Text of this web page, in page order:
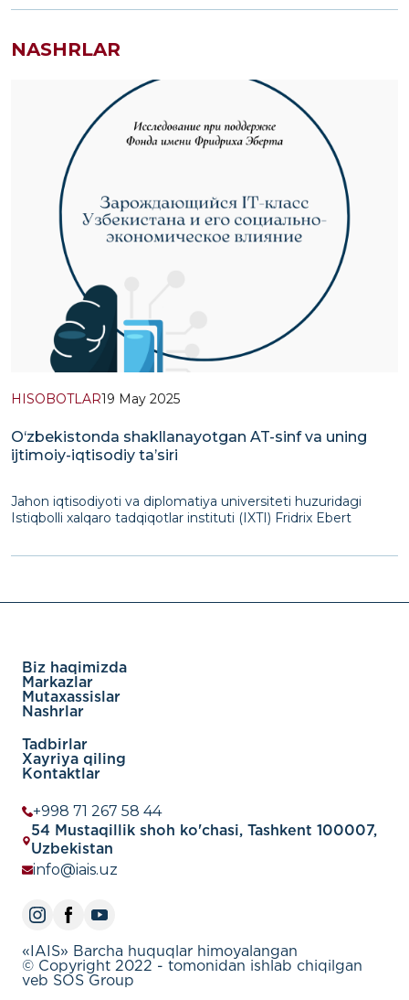
NASHRLAR
HISOBOTLAR19 May 2025
O‘zbekistonda shakllanayotgan AT-sinf va uning
ijtimoiy-iqtisodiy ta’siri
Jahon iqtisodiyoti va diplomatiya universiteti huzuridagi
Istiqbolli xalqaro tadqiqotlar instituti (IXTI) Fridrix Ebert
Biz haqimizda
Markazlar
Mutaxassislar
Nashrlar
Tadbirlar
Xayriya qiling
Kontaktlar
+998 71 267 58 44
54 Mustaqillik shoh ko'chasi, Tashkent 100007,
Uzbekistan
info@iais.uz
«IAIS» Barcha huquqlar himoyalangan
© Copyright 2022 - tomonidan ishlab chiqilgan
veb SOS Group